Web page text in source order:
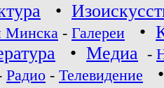
•
Минска - Галереи •
• Медиа -
Радио - Телевидение